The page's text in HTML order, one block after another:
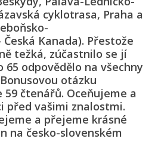
cyklotrasa, Praha a
Kanada). Přestože
težká, zúčastnilo se jí
65 odpovědělo na všechny
otázku
59 čtenářů. Oceňujeme a
před vašimi znalostmi.
a přejeme krásné
na česko-slovenském